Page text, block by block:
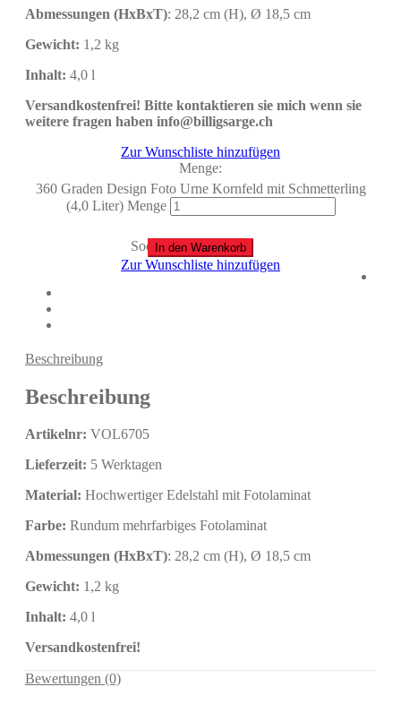
Abmessungen (HxBxT): 28,2 cm (H), Ø 18,5 cm
Gewicht: 1,2 kg
Inhalt: 4,0 l
Versandkostenfrei! Bitte kontaktieren sie mich wenn sie
weitere fragen haben info@billigsarge.ch
Zur Wunschliste hinzufügen
Menge:
360 Graden Design Foto Urne Kornfeld mit Schmetterling
(4,0 Liter) Menge
In den Warenkorb
Zur Wunschliste hinzufügen
Social
Beschreibung
Beschreibung
Artikelnr: VOL6705
Lieferzeit: 5 Werktagen
Material: Hochwertiger Edelstahl mit Fotolaminat
Farbe: Rundum mehrfarbiges Fotolaminat
Abmessungen (HxBxT): 28,2 cm (H), Ø 18,5 cm
Gewicht: 1,2 kg
Inhalt: 4,0 l
Versandkostenfrei!
Bewertungen (0)